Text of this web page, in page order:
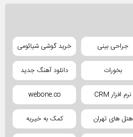
جراحی بینی خرید گوشی شیائومی
بخورات دانلود آهنگ جدید
نرم افزار CRM webone.co
هتل های تهران کمک به خیریه